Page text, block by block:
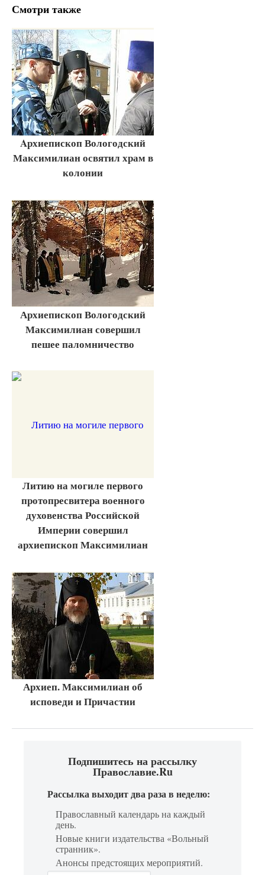
Смотри также
Aрхиепископ Вологодский
Максимилиан освятил храм в
колонии
Архиепископ Вологодский
Максимилиан совершил
пешее паломничество
Литию на могиле первого
протопресвитера военного
духовенства Российской
Империи совершил
архиепископ Максимилиан
Архиеп. Максимилиан об
исповеди и Причастии
Подпишитесь на рассылку
Православие.Ru
Рассылка выходит два раза в неделю:
Православный календарь на каждый
день.
Новые книги издательства «Вольный
странник».
Анонсы предстоящих мероприятий.